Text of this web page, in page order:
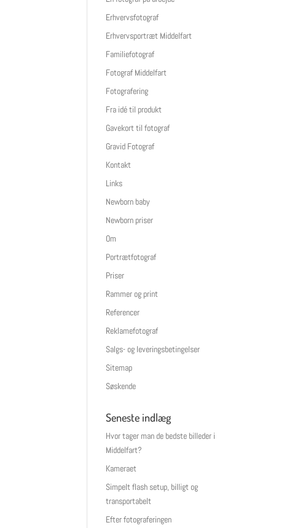
Erhvervsfotograf
Erhvervsportræt Middelfart
Familiefotograf
Fotograf Middelfart
Fotografering
Fra idé til produkt
Gavekort til fotograf
Gravid Fotograf
Kontakt
Links
Newborn baby
Newborn priser
Om
Portrætfotograf
Priser
Rammer og print
Referencer
Reklamefotograf
Salgs- og leveringsbetingelser
Sitemap
Søskende
Seneste indlæg
Hvor tager man de bedste billeder i
Middelfart?
Kameraet
Simpelt flash setup, billigt og
transportabelt
Efter fotograferingen